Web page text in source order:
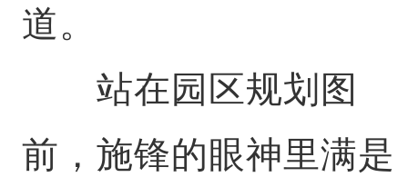
道。
站在园区规划图
前，施锋的眼神里满是